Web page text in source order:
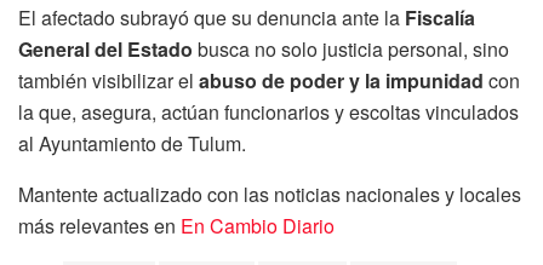
El afectado subrayó que su denuncia ante la Fiscalía
General del Estado busca no solo justicia personal, sino
también visibilizar el abuso de poder y la impunidad con
la que, asegura, actúan funcionarios y escoltas vinculados
al Ayuntamiento de Tulum.
Mantente actualizado con las noticias nacionales y locales
más relevantes en En Cambio Diario